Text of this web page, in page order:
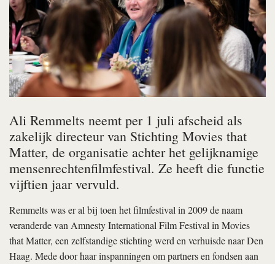
Ali Remmelts neemt per 1 juli afscheid als
zakelijk directeur van Stichting Movies that
Matter, de organisatie achter het gelijknamige
mensenrechtenfilmfestival. Ze heeft die functie
vijftien jaar vervuld.
Remmelts was er al bij toen het filmfestival in 2009 de naam
veranderde van Amnesty International Film Festival in Movies
that Matter, een zelfstandige stichting werd en verhuisde naar Den
Haag. Mede door haar inspanningen om partners en fondsen aan